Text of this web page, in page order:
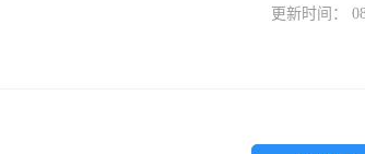
更新时间：